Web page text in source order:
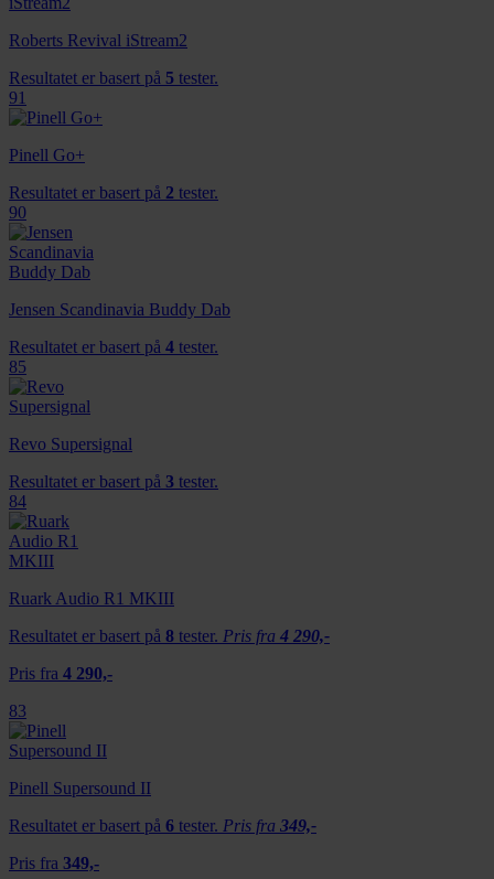
Roberts Revival iStream2
Resultatet er basert på 5 tester.
91
Pinell Go+
Resultatet er basert på 2 tester.
90
Jensen Scandinavia Buddy Dab
Resultatet er basert på 4 tester.
85
Revo Supersignal
Resultatet er basert på 3 tester.
84
Ruark Audio R1 MKIII
Resultatet er basert på 8 tester. Pris fra 4 290,-
Pris fra 4 290,-
83
Pinell Supersound II
Resultatet er basert på 6 tester. Pris fra 349,-
Pris fra 349,-